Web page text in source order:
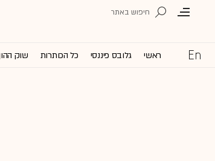
ראשי גלובס פיננסי כל הכותרות שוק